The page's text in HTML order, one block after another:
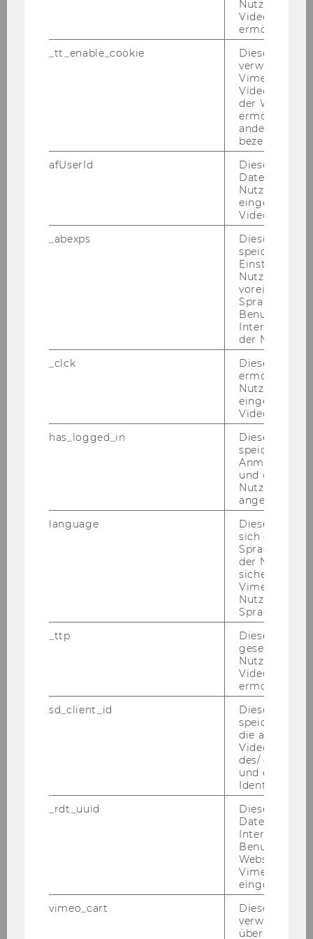
Die erste WU4Juniors Sum­mer­school fand im
Juli 2020 statt und be­geis­ter­te 36 Teil­neh­
mer*innen aus acht ver­schie­de­nen Län­dern.
Mehr als 32 Vor­tra­gen­de haben den Teil­neh­
mer*innen in den fünf Tagen der Sum­mer­
school einen Ein­blick in den All­tag von Un­ter­
neh­mer*innen, For­scher*innen und Stu­die­ren­
den ge­ge­ben. Ent­lang der drei Ta­ges­schwer­
Nutzung des
Videoplayers
ermöglichen
_tt_enable_cookie
Dieses
verwendet,
Vimeo-
der WU-
ermöglichen
andere nicht
bezeichnete
afUserId
Dieses
Daten von
Videos
_abexps
Dieses Cookie
speichert
Nutzer*in, zB.
Sprache,
der Nutzer*in
_clck
Dieses Cookie
ermöglicht
Nutzung des
Video Players
has_logged_in
Dieses Cookie
speichert
und ob sich
Nutzer*in
angemeldet
language
Dieses
sich die
der
Vimeo in der
Nutzer
Sprache
_ttp
Dieser
gesetzt, um
Nutzung des
Videoplayers
ermöglichen
sd_client_id
Dieses Cookie
speichert
die aktuellen
des/ der
und einen
_rdt_uuid
Dieses
Daten über
Interaktionen
Websites, auf
Vimeo-Video
eingebettet
vimeo_cart
Dieses
verwendet,
überprüfen,